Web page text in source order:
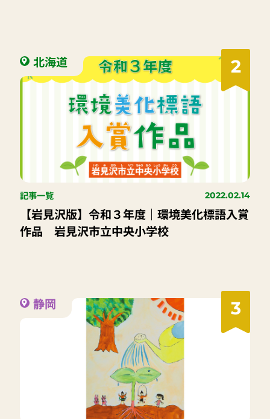
2
北海道
記事一覧 2022.02.14
【岩見沢版】令和３年度｜環境美化標語入賞
作品 岩見沢市立中央小学校
3
静岡